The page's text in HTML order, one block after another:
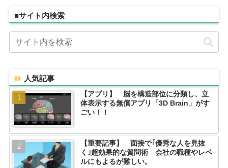
■サイト内検索
人気記事
【アプリ】 脳を構造部位に分類し、立
体表示する無償アプリ「3D Brain」がす
ごい！！
【重要記事】 面接で｢優秀な人を見抜
く｣超効果的な質問術 会社の職種やレベ
ルにもよるが難しい。